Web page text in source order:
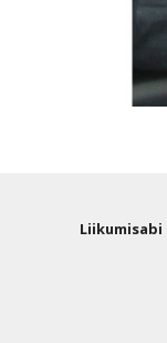
Liikumisabi